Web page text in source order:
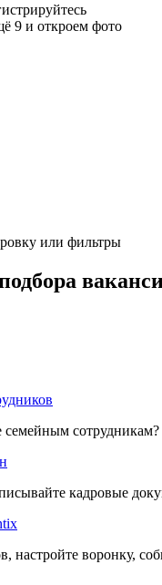
9 и откроем фото
или фильтры
семейным сотрудникам?
кадровые
настройте воронку,